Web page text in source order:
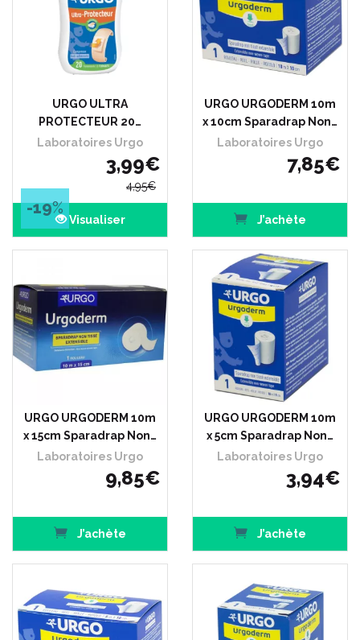
URGO ULTRA
PROTECTEUR 20…
Laboratoires Urgo
3,99€
4,95€
-19%
Visualiser
URGO URGODERM 10m
x 10cm Sparadrap Non…
Laboratoires Urgo
7,85€
J’achète
URGO URGODERM 10m
x 15cm Sparadrap Non…
Laboratoires Urgo
9,85€
J’achète
URGO URGODERM 10m
x 5cm Sparadrap Non…
Laboratoires Urgo
3,94€
J’achète